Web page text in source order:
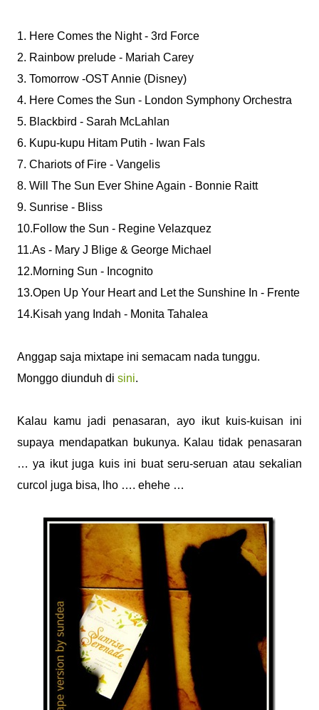
1. Here Comes the Night - 3rd Force
2. Rainbow prelude - Mariah Carey
3. Tomorrow -OST Annie (Disney)
4. Here Comes the Sun - London Symphony Orchestra
5. Blackbird - Sarah McLahlan
6. Kupu-kupu Hitam Putih - Iwan Fals
7. Chariots of Fire - Vangelis
8. Will The Sun Ever Shine Again - Bonnie Raitt
9. Sunrise - Bliss
10.Follow the Sun - Regine Velazquez
11.As - Mary J Blige & George Michael
12.Morning Sun - Incognito
13.Open Up Your Heart and Let the Sunshine In - Frente
14.Kisah yang Indah - Monita Tahalea
Anggap saja mixtape ini semacam nada tunggu.
Monggo diunduh di sini.
Kalau kamu jadi penasaran, ayo ikut kuis-kuisan ini
supaya mendapatkan bukunya. Kalau tidak penasaran
… ya ikut juga kuis ini buat seru-seruan atau sekalian
curcol juga bisa, lho …. ehehe …